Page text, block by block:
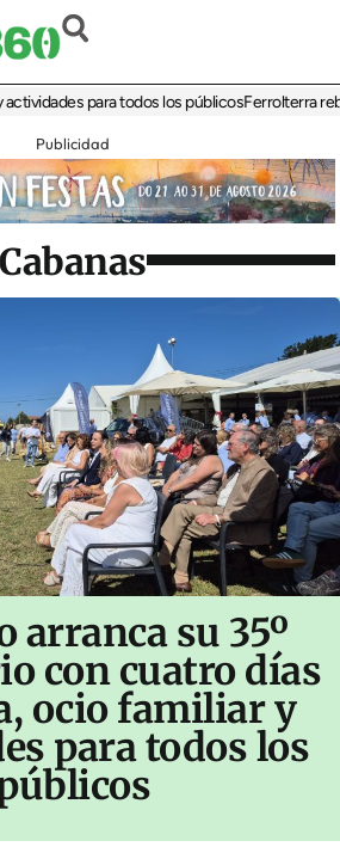
para todos los públicosFerrolterra rebate
Publicidad
arranca su 35º
con cuatro días
ocio familiar y
para todos los